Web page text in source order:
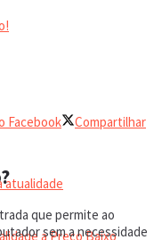
atualidade
a Preço Baixo
Facebook
Compartilhar
que permite ao
sem a necessidade